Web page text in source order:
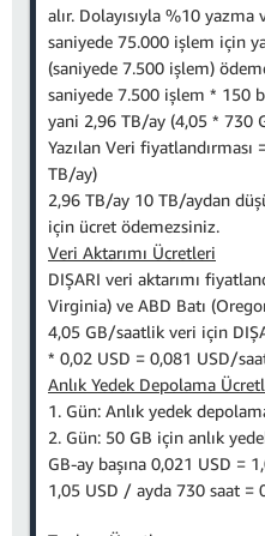
alır. Dolayısıyla %10
saniyede 75.000 işlem için
(saniyede 7.500 işlem)
saniyede 7.500 işlem * 150
yani 2,96 TB/ay (4,05 * 730
Yazılan Veri
TB/ay)
2,96 TB/ay 10 TB/aydan
için ücret ödemezsiniz.
Veri Aktarımı Ücretleri
DIŞARI veri aktarımı
Virginia) ve ABD Batı
4,05 GB/saatlik veri için
* 0,02 USD = 0,081 USD/
Anlık Yedek Depolama
1. Gün: Anlık yedek
2. Gün: 50 GB için anlık
GB-ay başına 0,021 USD =
1,05 USD / ayda 730 saat =